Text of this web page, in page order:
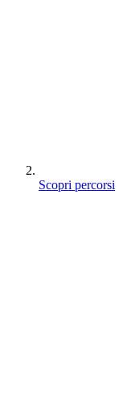
Scopri percorsi